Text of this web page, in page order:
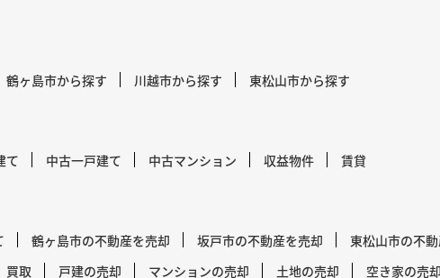
鶴ヶ島市から探す 川越市から探す 東松山市から探す
て 中古一戸建て 中古マンション 収益物件 賃貸
鶴ヶ島市の不動産を売却 坂戸市の不動産を売却 東松山市の不
買取 戸建の売却 マンションの売却 土地の売却 空き家の売却